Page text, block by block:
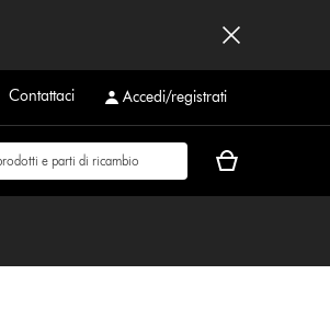
Contattaci Accedi/registrati
Il